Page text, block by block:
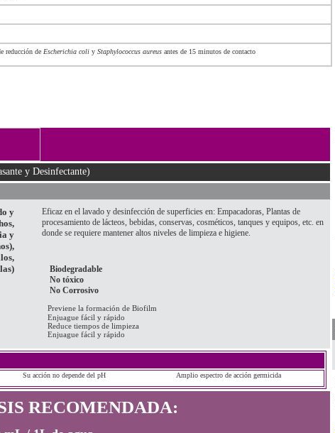
reducción de Escherichia coli y Staphylococcus aureus antes de 15 minutos de contacto
y Desinfectante)
y
y
Eficaz en el lavado y desinfección de superficies en: Empacadoras, Plantas de
procesamiento de lácteos, bebidas, conservas, cosméticos, tanques y equipos, etc. en
donde se requiere mantener altos niveles de limpieza e higiene.
Biodegradable
No tóxico
No Corrosivo
Previene la formación de Biofilm
Enjuague fácil y rápido
Reduce tiempos de limpieza
Enjuague fácil y rápido
Su acción no depende del pH Amplio espectro de acción germicida
RECOMENDADA: